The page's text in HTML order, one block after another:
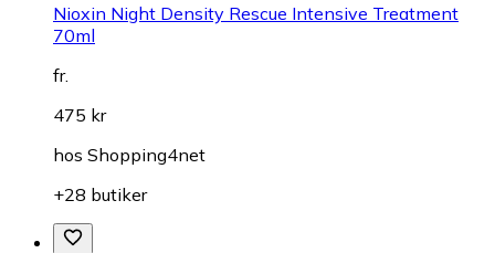
Nioxin Night Density Rescue Intensive Treatment
70ml
fr.
475 kr
hos Shopping4net
+28 butiker